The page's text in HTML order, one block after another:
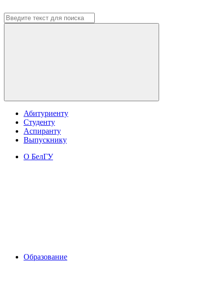
Абитуриенту
Студенту
Аспиранту
Выпускнику
О БелГУ
Образование